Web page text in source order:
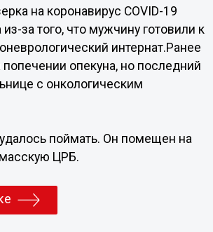
на коронавирус COVID-19
за того, что мужчину готовили к
интернат.Ранее
попечении опекуна, но последний
с онкологическим
поймать. Он помещен на
ЦРБ.